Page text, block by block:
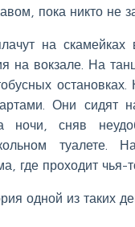
пока никто не
на
на вокзале. На
остановках.
Они сидят
ночи, сняв
туалете.
где проходит чья-
одной из таких